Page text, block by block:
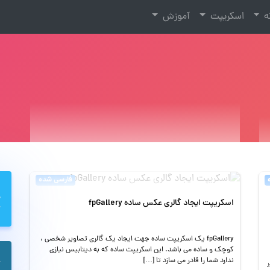
اسکریپت آموزش
فارسی شده
اسکریپت ایجاد گالری عکس ساده fpGallery
fpGallery یک اسکریپت ساده جهت ایجاد یک گالری تصاویر شخصی ،
کوچک و ساده می باشد. این اسکریپت ساده که به دیتابیس نیازی
ندارد شما را قادر می سازد تا […]